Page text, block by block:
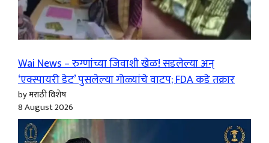
Wai News – रुग्णांच्या जिवाशी खेळ! सडलेल्या अन्
‘एक्स्पायरी डेट’ पुसलेल्या गोळ्यांचे वाटप; FDA कडे तक्रार
by मराठी विशेष
8 August 2026